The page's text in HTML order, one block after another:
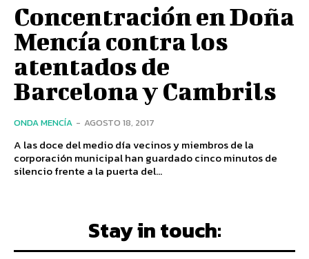
Concentración en Doña
Mencía contra los
atentados de
Barcelona y Cambrils
ONDA MENCÍA - AGOSTO 18, 2017
A las doce del medio día vecinos y miembros de la
corporación municipal han guardado cinco minutos de
silencio frente a la puerta del...
Stay in touch: